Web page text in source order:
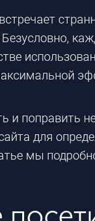
и поправить
для
мы